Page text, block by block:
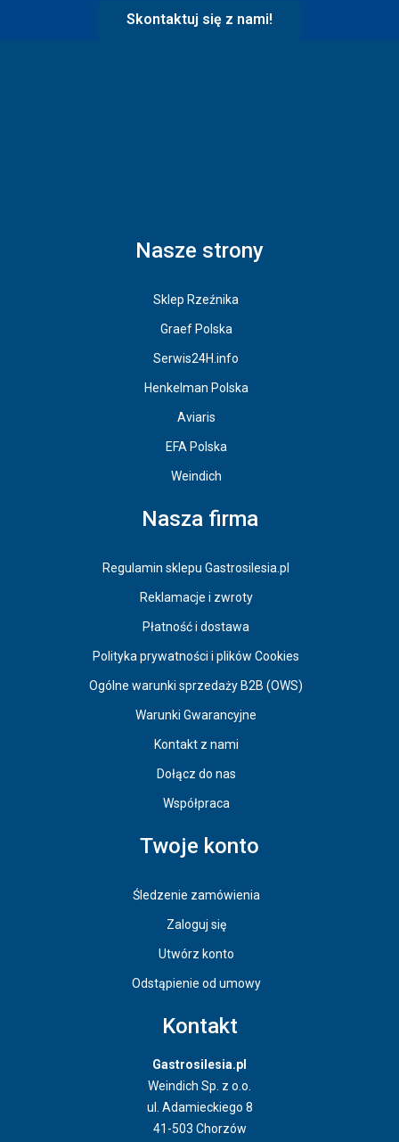
Skontaktuj się z nami!
Nasze strony
Sklep Rzeźnika
Graef Polska
Serwis24H.info
Henkelman Polska
Aviaris
EFA Polska
Weindich
Nasza firma
Regulamin sklepu Gastrosilesia.pl
Reklamacje i zwroty
Płatność i dostawa
Polityka prywatności i plików Cookies
Ogólne warunki sprzedaży B2B (OWS)
Warunki Gwarancyjne
Kontakt z nami
Dołącz do nas
Współpraca
Twoje konto
Śledzenie zamówienia
Zaloguj się
Utwórz konto
Odstąpienie od umowy
Kontakt
Gastrosilesia.pl
Weindich Sp. z o.o.
ul. Adamieckiego 8
41-503 Chorzów